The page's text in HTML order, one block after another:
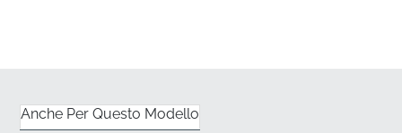
complesse curve tridimensionali della sezione
Anche Per Questo Modello